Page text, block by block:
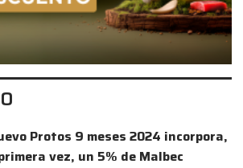
Protos 9 meses 2024 incorpora,
vez, un 5% de Malbec